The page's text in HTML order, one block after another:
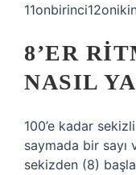
8’ER
NASIL
100’e kadar
saymada bir sayı
sekizden (8)